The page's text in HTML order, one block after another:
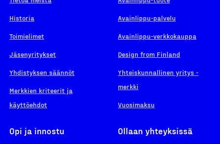
Historia
Toimielimet
Jäsenyritykset
Yhdistyksen säännöt
Merkkien kriteerit ja
käyttöehdot
Avainlippu-palvelu
Avainlippu-verkkokauppa
Design from Finland
Yhteiskunnallinen yritys -
merkki
Vuosimaksu
Opi ja innostu Ollaan yhteyksissä